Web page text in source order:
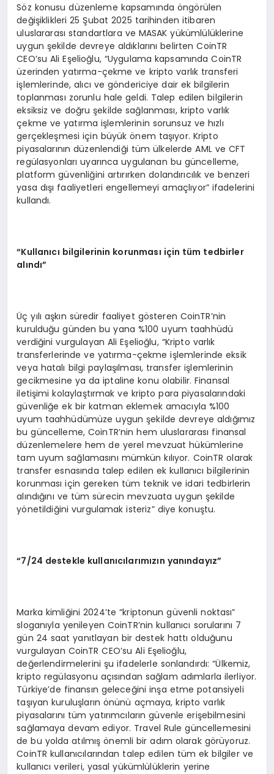
Söz konusu düzenleme kapsamında öngörülen
değişiklikleri 25 Şubat 2025 tarihinden itibaren
uluslararası standartlara ve MASAK yükümlülüklerine
uygun şekilde devreye aldıklarını belirten CoinTR
CEO’su Ali Eşelioğlu, “Uygulama kapsamında CoinTR
üzerinden yatırma-çekme ve kripto varlık transferi
işlemlerinde, alıcı ve göndericiye dair ek bilgilerin
toplanması zorunlu hale geldi. Talep edilen bilgilerin
eksiksiz ve doğru şekilde sağlanması, kripto varlık
çekme ve yatırma işlemlerinin sorunsuz ve hızlı
gerçekleşmesi için büyük önem taşıyor. Kripto
piyasalarının düzenlendiği tüm ülkelerde AML ve CFT
regülasyonları uyarınca uygulanan bu güncelleme,
platform güvenliğini artırırken dolandırıcılık ve benzeri
yasa dışı faaliyetleri engellemeyi amaçlıyor” ifadelerini
kullandı.
“Kullanıcı bilgilerinin korunması için tüm tedbirler
alındı”
Üç yılı aşkın süredir faaliyet gösteren CoinTR’nin
kurulduğu günden bu yana %100 uyum taahhüdü
verdiğini vurgulayan Ali Eşelioğlu, “Kripto varlık
transferlerinde ve yatırma-çekme işlemlerinde eksik
veya hatalı bilgi paylaşılması, transfer işlemlerinin
gecikmesine ya da iptaline konu olabilir. Finansal
iletişimi kolaylaştırmak ve kripto para piyasalarındaki
güvenliğe ek bir katman eklemek amacıyla %100
uyum taahhüdümüze uygun şekilde devreye aldığımız
bu güncelleme, CoinTR’nin hem uluslararası finansal
düzenlemelere hem de yerel mevzuat hükümlerine
tam uyum sağlamasını mümkün kılıyor. CoinTR olarak
transfer esnasında talep edilen ek kullanıcı bilgilerinin
korunması için gereken tüm teknik ve idari tedbirlerin
alındığını ve tüm sürecin mevzuata uygun şekilde
yönetildiğini vurgulamak isteriz” diye konuştu.
“7/24 destekle kullanıcılarımızın yanındayız”
Marka kimliğini 2024’te “kriptonun güvenli noktası”
sloganıyla yenileyen CoinTR’nin kullanıcı sorularını 7
gün 24 saat yanıtlayan bir destek hattı olduğunu
vurgulayan CoinTR CEO’su Ali Eşelioğlu,
değerlendirmelerini şu ifadelerle sonlandırdı: “Ülkemiz,
kripto regülasyonu açısından sağlam adımlarla ilerliyor.
Türkiye’de finansın geleceğini inşa etme potansiyeli
taşıyan kuruluşların önünü açmaya, kripto varlık
piyasalarını tüm yatırımcıların güvenle erişebilmesini
sağlamaya devam ediyor. Travel Rule güncellemesini
de bu yolda atılmış önemli bir adım olarak görüyoruz.
CoinTR kullanıcılarından talep edilen tüm ek bilgiler ve
kullanıcı verileri, yasal yükümlülüklerin yerine